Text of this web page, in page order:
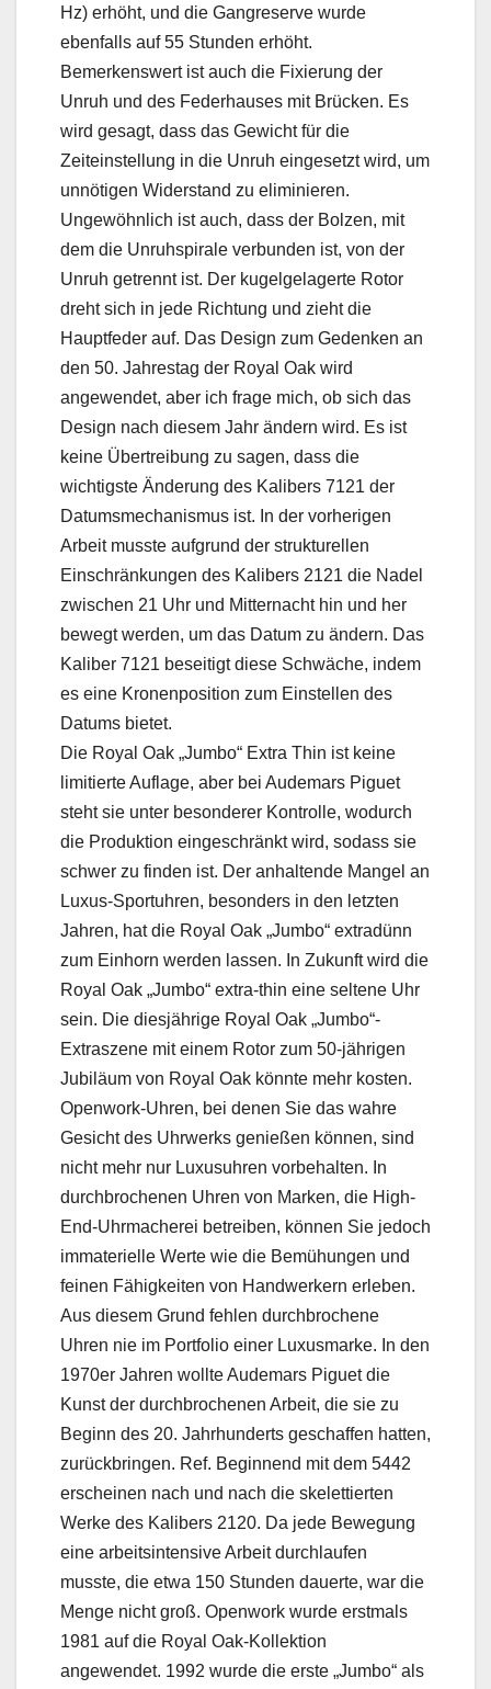
Hz) erhöht, und die Gangreserve wurde
ebenfalls auf 55 Stunden erhöht.
Bemerkenswert ist auch die Fixierung der
Unruh und des Federhauses mit Brücken. Es
wird gesagt, dass das Gewicht für die
Zeiteinstellung in die Unruh eingesetzt wird, um
unnötigen Widerstand zu eliminieren.
Ungewöhnlich ist auch, dass der Bolzen, mit
dem die Unruhspirale verbunden ist, von der
Unruh getrennt ist. Der kugelgelagerte Rotor
dreht sich in jede Richtung und zieht die
Hauptfeder auf. Das Design zum Gedenken an
den 50. Jahrestag der Royal Oak wird
angewendet, aber ich frage mich, ob sich das
Design nach diesem Jahr ändern wird. Es ist
keine Übertreibung zu sagen, dass die
wichtigste Änderung des Kalibers 7121 der
Datumsmechanismus ist. In der vorherigen
Arbeit musste aufgrund der strukturellen
Einschränkungen des Kalibers 2121 die Nadel
zwischen 21 Uhr und Mitternacht hin und her
bewegt werden, um das Datum zu ändern. Das
Kaliber 7121 beseitigt diese Schwäche, indem
es eine Kronenposition zum Einstellen des
Datums bietet.
Die Royal Oak „Jumbo“ Extra Thin ist keine
limitierte Auflage, aber bei Audemars Piguet
steht sie unter besonderer Kontrolle, wodurch
die Produktion eingeschränkt wird, sodass sie
schwer zu finden ist. Der anhaltende Mangel an
Luxus-Sportuhren, besonders in den letzten
Jahren, hat die Royal Oak „Jumbo“ extradünn
zum Einhorn werden lassen. In Zukunft wird die
Royal Oak „Jumbo“ extra-thin eine seltene Uhr
sein. Die diesjährige Royal Oak „Jumbo“-
Extraszene mit einem Rotor zum 50-jährigen
Jubiläum von Royal Oak könnte mehr kosten.
Openwork-Uhren, bei denen Sie das wahre
Gesicht des Uhrwerks genießen können, sind
nicht mehr nur Luxusuhren vorbehalten. In
durchbrochenen Uhren von Marken, die High-
End-Uhrmacherei betreiben, können Sie jedoch
immaterielle Werte wie die Bemühungen und
feinen Fähigkeiten von Handwerkern erleben.
Aus diesem Grund fehlen durchbrochene
Uhren nie im Portfolio einer Luxusmarke. In den
1970er Jahren wollte Audemars Piguet die
Kunst der durchbrochenen Arbeit, die sie zu
Beginn des 20. Jahrhunderts geschaffen hatten,
zurückbringen. Ref. Beginnend mit dem 5442
erscheinen nach und nach die skelettierten
Werke des Kalibers 2120. Da jede Bewegung
eine arbeitsintensive Arbeit durchlaufen
musste, die etwa 150 Stunden dauerte, war die
Menge nicht groß. Openwork wurde erstmals
1981 auf die Royal Oak-Kollektion
angewendet. 1992 wurde die erste „Jumbo“ als